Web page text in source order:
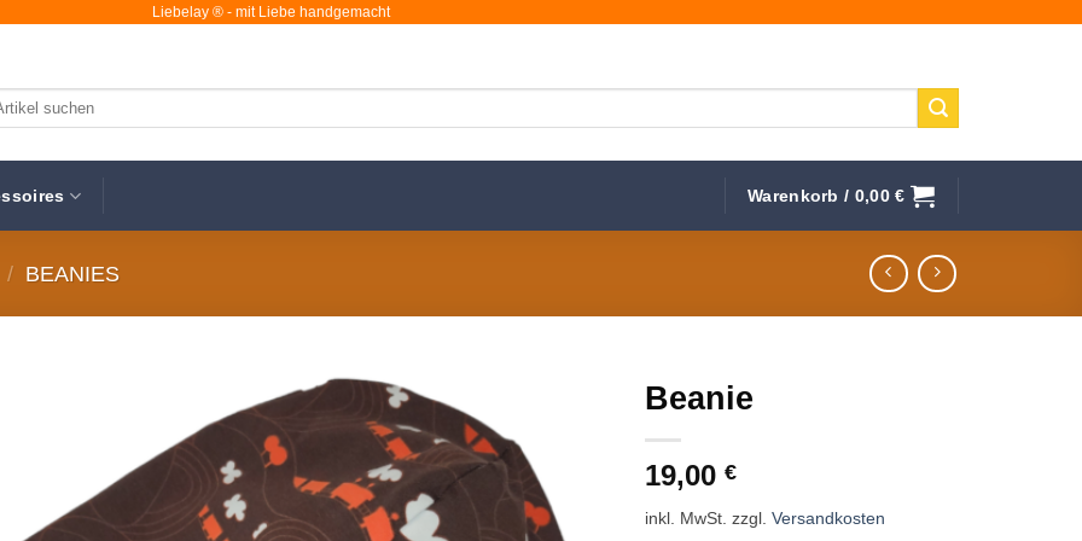
Liebelay ® - mit Liebe handgemacht
Warenkorb / 0,00€
/ BEANIES
Auf die
Wunschliste
Beanie
19,00€
inkl. MwSt. zzgl.Versandkosten